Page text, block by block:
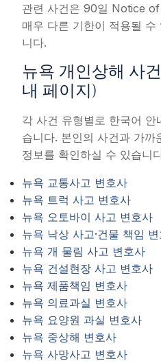
관련 사건은 90일 Notice
매우 다른 기한이 적용될
니다.
뉴욕 개인상해 사
내 페이지)
각 사건 유형별로 한국어 안
습니다. 본인의 사건과 가
정보를 확인하실 수 있습니
뉴욕 교통사고 변호사
뉴욕 트럭 사고 변호사
뉴욕 오토바이 사고 변호사
뉴욕 낙상 사고·건물 책임
뉴욕 개 물림 사고 변호사
뉴욕 건설현장 사고 변호사
뉴욕 제품책임 변호사
뉴욕 의료과실 변호사
뉴욕 요양원 과실 변호사
뉴욕 중상해 변호사
뉴욕 사망사고 변호사